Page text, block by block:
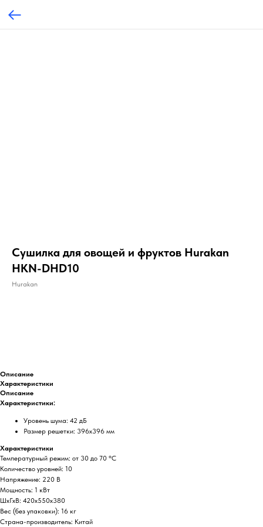
Сушилка для овощей и фруктов Hurakan
HKN-DHD10
Hurakan
Описание
Характеристики
Описание
Характеристики:
Уровень шума: 42 дБ
Размер решетки: 396x396 мм
Характеристики
Температурный режим: от 30 до 70 °С
Количество уровней: 10
Напряжение: 220 В
Мощность: 1 кВт
ШхГхВ: 420х550х380
Вес (без упаковки): 16 кг
Страна-производитель: Китай